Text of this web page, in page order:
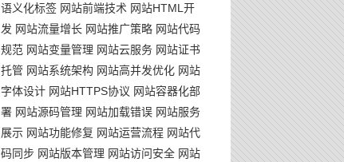
语义化标签 网站前端技术 网站HTML开
发 网站流量增长 网站推广策略 网站代码
规范 网站变量管理 网站云服务 网站证书
托管 网站系统架构 网站高并发优化 网站
字体设计 网站HTTPS协议 网站容器化部
署 网站源码管理 网站加载错误 网站服务
展示 网站功能修复 网站运营流程 网站代
码同步 网站版本管理 网站访问安全 网站